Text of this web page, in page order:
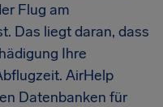
Flug am
Das liegt daran, dass
Ihre
AirHelp
Datenbanken für